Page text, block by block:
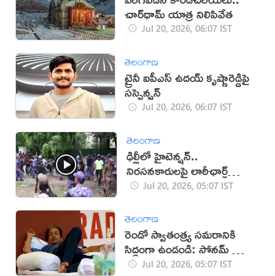
చార్‌ధామ్ యాత్ర నిలిపివేత
Jul 20, 2026, 06:07 IST
తెలంగాణ
ట్రైనీ ఐపీఎస్ ఉదయ్ కృష్ణారెడ్డిపై
సస్పెన్షన్
Jul 20, 2026, 06:07 IST
తెలంగాణ
ఢిల్లీలో హైటెన్షన్..
నిరసనకారులపై లాఠీఛార్జ్
(వీడియో)
Jul 20, 2026, 05:07 IST
తెలంగాణ
రెండో స్వాతంత్ర్య సమరానికి
సిద్ధంగా ఉండండి: సోనమ్ వాంగ్
చుక్ పిలుపు
Jul 20, 2026, 05:07 IST